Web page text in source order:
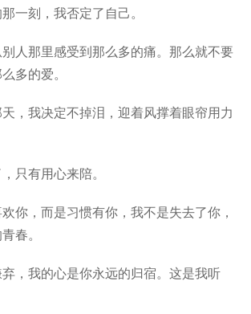
刻，我否定了自己。
那里感受到那么多的痛。那么就不要
多的爱。
我决定不掉泪，迎着风撑着眼帘用力
有用心来陪。
，而是习惯有你，我不是失去了你，
春。
我的心是你永远的归宿。这是我听